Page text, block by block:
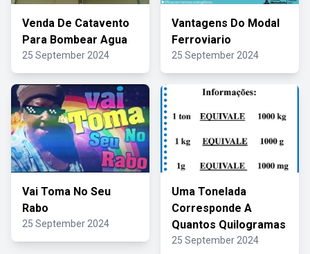
Venda De Catavento
Para Bombear Agua
25 September 2024
Vantagens Do Modal
Ferroviario
25 September 2024
Vai Toma No Seu
Rabo
25 September 2024
Uma Tonelada
Corresponde A
Quantos Quilogramas
25 September 2024